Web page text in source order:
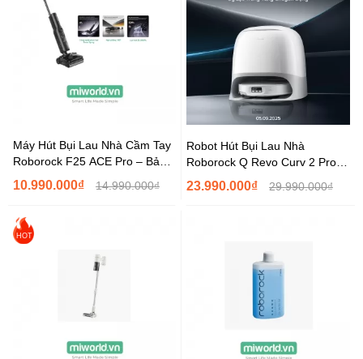
Máy Hút Bụi Lau Nhà Cầm Tay
Roborock F25 ACE Pro – Bản
Quốc Tế...
10.990.000₫ 14.990.000₫
Robot Hút Bụi Lau Nhà
Roborock Q Revo Curv 2 Pro
Model – Bản Quốc...
23.990.000₫ 29.990.000₫
HOT